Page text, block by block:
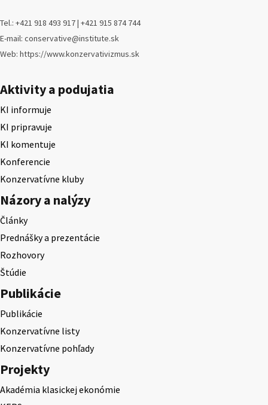
Tel.: +421 918 493 917 | +421 915 874 744
E-mail: conservative@institute.sk
Web: https://www.konzervativizmus.sk
Aktivity a podujatia
KI informuje
KI pripravuje
KI komentuje
Konferencie
Konzervatívne kluby
Názory a nalýzy
Články
Prednášky a prezentácie
Rozhovory
Štúdie
Publikácie
Publikácie
Konzervatívne listy
Konzervatívne pohľady
Projekty
Akadémia klasickej ekonómie